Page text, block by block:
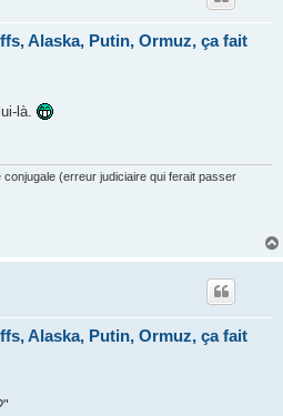
Alaska, Putin, Ormuz, ça fait
là.
(erreur judiciaire qui ferait passer
Alaska, Putin, Ormuz, ça fait